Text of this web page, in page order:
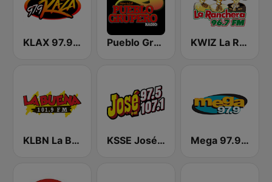
KLAX 97.9 La Raza FM Pueblo Grupero Radio KWIZ La Ranchera 96.7 FM (US Only)
KLBN La Buena 101.9 FM KSSE José 97.5 y 107.1 Mega 97.9 FM